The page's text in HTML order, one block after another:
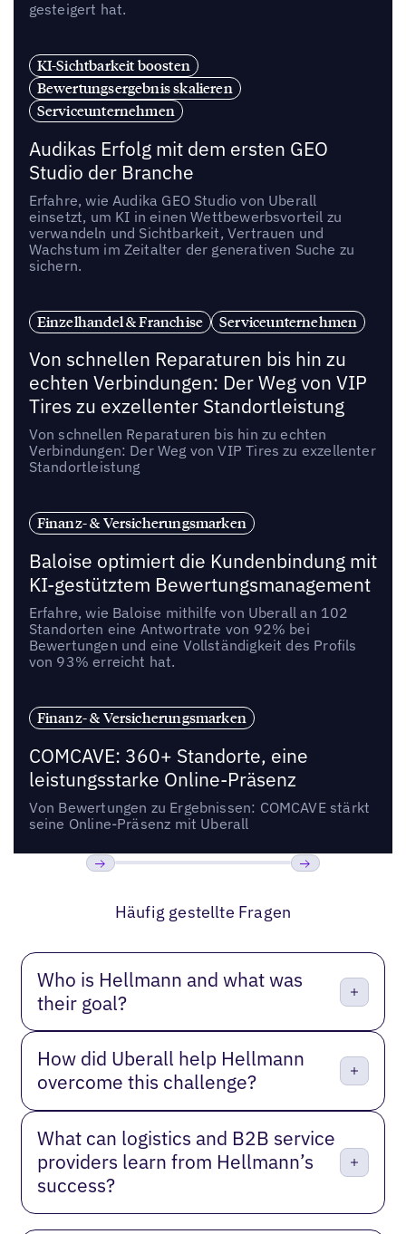
gesteigert hat.
KI-Sichtbarkeit boosten
Bewertungsergebnis skalieren
Serviceunternehmen
Audikas Erfolg mit dem ersten GEO
Studio der Branche
Erfahre, wie Audika GEO Studio von Uberall
einsetzt, um KI in einen Wettbewerbsvorteil zu
verwandeln und Sichtbarkeit, Vertrauen und
Wachstum im Zeitalter der generativen Suche zu
sichern.
Einzelhandel & Franchise Serviceunternehmen
Von schnellen Reparaturen bis hin zu
echten Verbindungen: Der Weg von VIP
Tires zu exzellenter Standortleistung
Von schnellen Reparaturen bis hin zu echten
Verbindungen: Der Weg von VIP Tires zu exzellenter
Standortleistung
Finanz- & Versicherungsmarken
Baloise optimiert die Kundenbindung mit
KI-gestütztem Bewertungsmanagement
Erfahre, wie Baloise mithilfe von Uberall an 102
Standorten eine Antwortrate von 92% bei
Bewertungen und eine Vollständigkeit des Profils
von 93% erreicht hat.
Finanz- & Versicherungsmarken
COMCAVE: 360+ Standorte, eine
leistungsstarke Online-Präsenz
Von Bewertungen zu Ergebnissen: COMCAVE stärkt
seine Online-Präsenz mit Uberall
Häufig gestellte Fragen
Who is Hellmann and what was
their goal?
How did Uberall help Hellmann
overcome this challenge?
What can logistics and B2B service
providers learn from Hellmann’s
success?